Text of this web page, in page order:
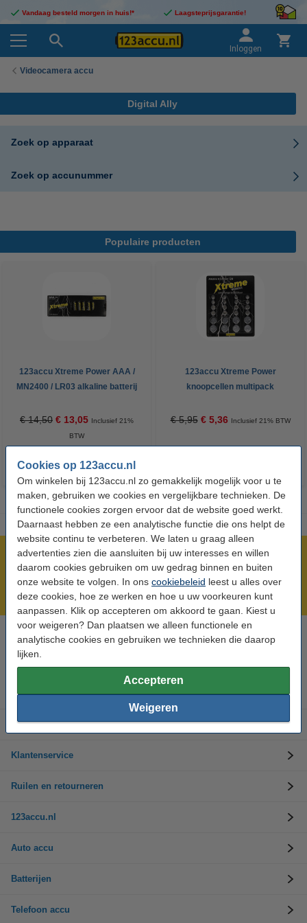
Cookies op 123accu.nl
Om winkelen bij 123accu.nl zo gemakkelijk mogelijk voor u te
maken, gebruiken we cookies en vergelijkbare technieken. De
functionele cookies zorgen ervoor dat de website goed werkt.
Daarnaast hebben ze een analytische functie die ons helpt de
website continu te verbeteren. We laten u graag alleen
advertenties zien die aansluiten bij uw interesses en willen
daarom cookies gebruiken om uw gedrag binnen en buiten
onze website te volgen. In ons cookiebeleid leest u alles over
deze cookies, hoe ze werken en hoe u uw voorkeuren kunt
aanpassen. Klik op accepteren om akkoord te gaan. Kiest u
voor weigeren? Dan plaatsen we alleen functionele en
analytische cookies en gebruiken we technieken die daarop
lijken.
Accepteren
Weigeren
Vandaag besteld morgen in huis!* Laagsteprijsgarantie!
Inloggen
Videocamera accu
Digital Ally
Zoek op apparaat
Zoek op accunummer
Populaire producten
123accu Xtreme Power AAA /
MN2400 / LR03 alkaline batterij
€ 14,50 € 13,05 Inclusief 21%
BTW
123accu Xtreme Power
knoopcellen multipack
€ 5,95 € 5,36 Inclusief 21% BTW
Meer dan 5 miljoen klanten!
Voor 23.59 uur besteld, morgen in huis!
Laagsteprijsgarantie!
Hulp nodig? Bel ons op 0294-787125
Accu's
Opladers
Klantenservice
Ruilen en retourneren
123accu.nl
Auto accu
Batterijen
Telefoon accu